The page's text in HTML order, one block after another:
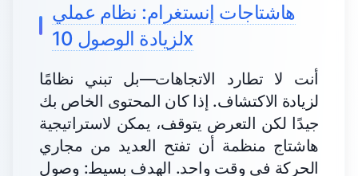
هاشتاجات إنستغرام: نظام عملي
لزيادة الوصول 10x
أنت لا تطارد الاتجاهات—بل تبني نظامًا
لزيادة الاكتشاف. إذا كان المحتوى الخاص بك
جيدًا لكن التعرض يتوقف، يمكن لاستراتيجية
هاشتاج منظمة أن تفتح العديد من مجاري
الحركة في وقت واحد. الهدف بسيط: وصول